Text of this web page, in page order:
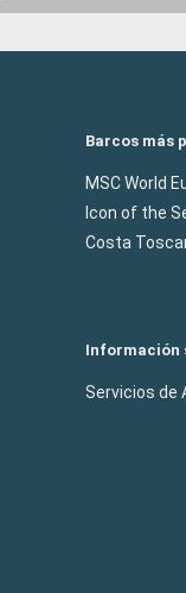
Barcos más
MSC World
Icon of the
Costa
Información
Servicios de